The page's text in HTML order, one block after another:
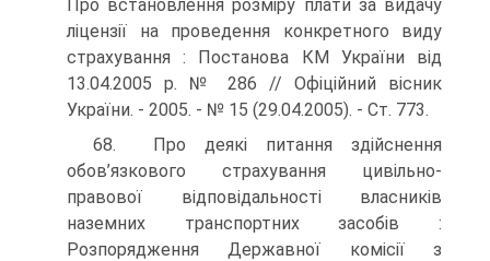
Про встановлення розміру плати за видачу
ліцензії на проведення конкретного виду
страхування : Постанова КМ України від
13.04.2005 р. № 286 // Офіційний вісник
України. - 2005. - № 15 (29.04.2005). - Ст. 773.
68. Про деякі питання здійснення
обов’язкового страхування цивільно-
правової відповідальності власників
наземних транспорт­них засобів :
Розпорядження Державної комісії з